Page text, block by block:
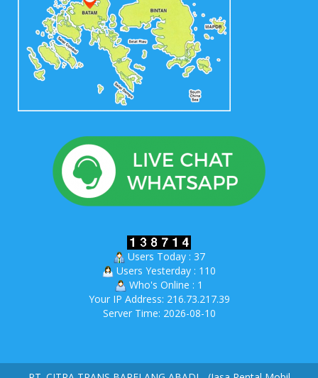
Users Today : 37
Users Yesterday : 110
Who's Online : 1
Your IP Address: 216.73.217.39
Server Time: 2026-08-10